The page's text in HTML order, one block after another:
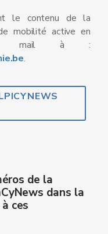
le contenu de la
mobilité active en
un mail à :
.
de la
dans la
ces